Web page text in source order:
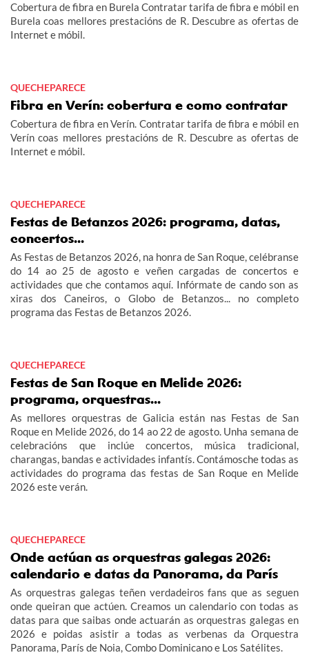
Cobertura de fibra en Burela Contratar tarifa de fibra e móbil en
Burela coas mellores prestacións de R. Descubre as ofertas de
Internet e móbil.
QUECHEPARECE
Fibra en Verín: cobertura e como contratar
Cobertura de fibra en Verín. Contratar tarifa de fibra e móbil en
Verín coas mellores prestacións de R. Descubre as ofertas de
Internet e móbil.
QUECHEPARECE
Festas de Betanzos 2026: programa, datas,
concertos...
As Festas de Betanzos 2026, na honra de San Roque, celébranse
do 14 ao 25 de agosto e veñen cargadas de concertos e
actividades que che contamos aquí. Infórmate de cando son as
xiras dos Caneiros, o Globo de Betanzos... no completo
programa das Festas de Betanzos 2026.
QUECHEPARECE
Festas de San Roque en Melide 2026:
programa, orquestras...
As mellores orquestras de Galicia están nas Festas de San
Roque en Melide 2026, do 14 ao 22 de agosto. Unha semana de
celebracións que inclúe concertos, música tradicional,
charangas, bandas e actividades infantís. Contámosche todas as
actividades do programa das festas de San Roque en Melide
2026 este verán.
QUECHEPARECE
Onde actúan as orquestras galegas 2026:
calendario e datas da Panorama, da París
As orquestras galegas teñen verdadeiros fans que as seguen
onde queiran que actúen. Creamos un calendario con todas as
datas para que saibas onde actuarán as orquestras galegas en
2026 e poidas asistir a todas as verbenas da Orquestra
Panorama, París de Noia, Combo Dominicano e Los Satélites.